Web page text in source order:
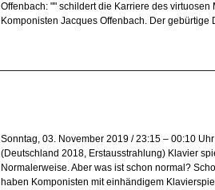
Offenbach: "" schildert die Karriere des
Komponisten Jacques Offenbach. Der gebürtige
Sonntag, 03. November 2019 / 23:15 – 00:10
(Deutschland 2018, Erstausstrahlung) Klavier
Normalerweise. Aber was ist schon normal?
haben Komponisten mit einhändigem